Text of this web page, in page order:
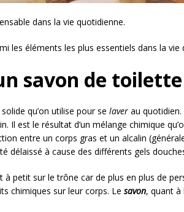
dans la vie quotidienne.
les éléments les plus essentiels dans la vie
savon de
qu’on utilise pour se laver au quotidien.
Il est le résultat d’un mélange chimique
entre un corps gras et un alcalin
délaissé à cause des différents gels
petit sur le trône car de plus en plus de
chimiques sur leur corps. Le savon, quant à